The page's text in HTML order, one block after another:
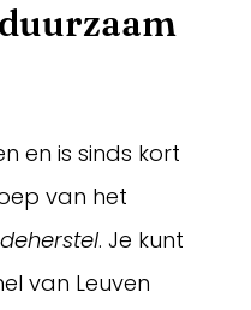
en is sinds kort
van het
. Je kunt
van Leuven